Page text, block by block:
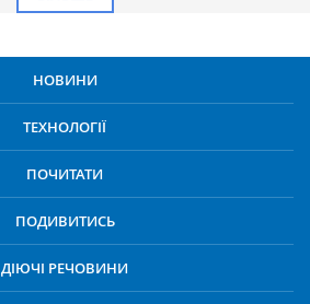
НОВИНИ
ТЕХНОЛОГІЇ
ПОЧИТАТИ
ПОДИВИТИСЬ
ДІЮЧІ РЕЧОВИНИ